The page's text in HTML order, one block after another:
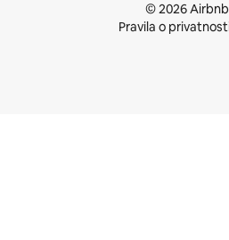
© 2026
Pravila o